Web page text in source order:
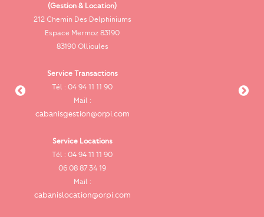
(Gestion & Location)
212 Chemin Des Delphiniums
Espace Mermoz 83190
83190 Ollioules
Service Transactions
Tél : 04 94 11 11 90
Mail :
cabanisgestion@orpi.com
Service Locations
Tél : 04 94 11 11 90
06 08 87 34 19
Mail :
cabanislocation@orpi.com